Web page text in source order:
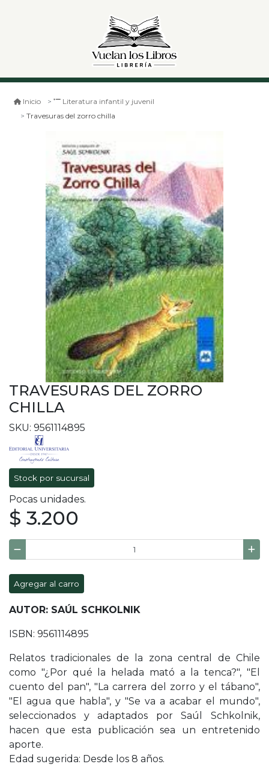
Inicio
Literatura infantil y juvenil
Travesuras del zorro chilla
TRAVESURAS DEL ZORRO
CHILLA
SKU: 9561114895
Stock por sucursal
Pocas unidades.
$ 3.200
Agregar al carro
AUTOR: SAÚL SCHKOLNIK
ISBN: 9561114895
Relatos tradicionales de la zona central de Chile
como "¿Por qué la helada mató a la tenca?", "El
cuento del pan", "La carrera del zorro y el tábano",
"El agua que habla", y "Se va a acabar el mundo",
seleccionados y adaptados por Saúl Schkolnik,
hacen que esta publicación sea un entretenido
aporte.
Edad sugerida: Desde los 8 años.